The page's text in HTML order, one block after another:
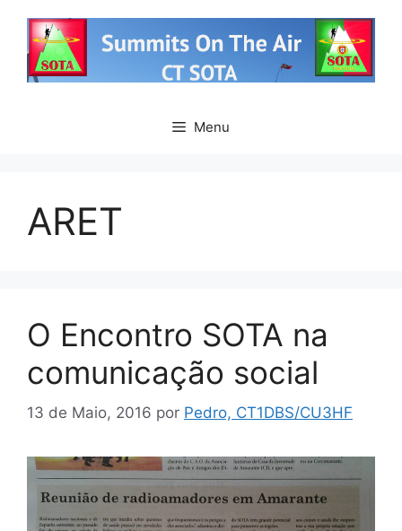
conteúdo
Menu
ARET
O Encontro SOTA na
comunicação social
13 de Maio, 2016 por Pedro, CT1DBS/CU3HF